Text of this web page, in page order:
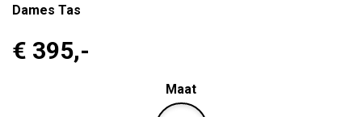
Dames Tas
€ 395,-
Maat